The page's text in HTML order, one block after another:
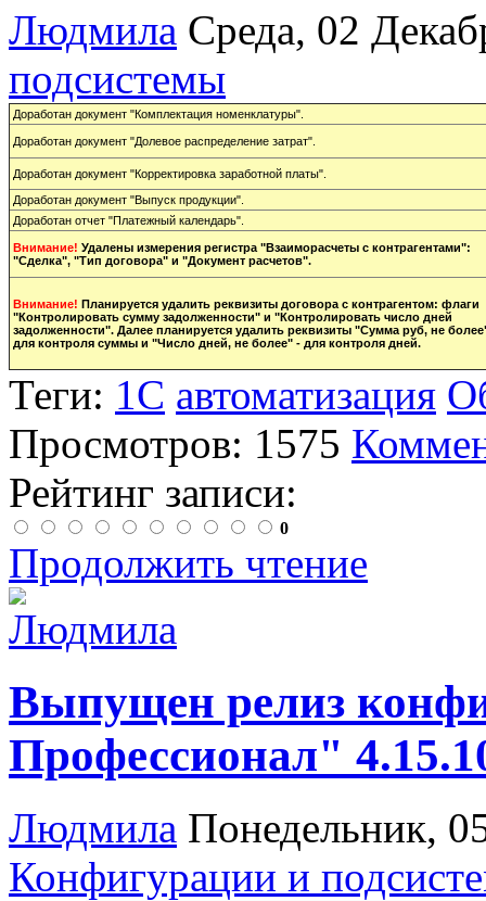
Людмила Среда, 02
подсистемы
Доработан документ "Комплектация номенклатуры".
Доработан документ "Долевое распределение затрат".
Доработан документ "Корректировка заработной платы".
Доработан документ "Выпуск продукции".
Доработан отчет "Платежный календарь".
Внимание! Удалены измерения регистра "Взаиморасчеты с контрагентами":
"Сделка", "Тип договора" и "Документ расчетов".
Внимание! Планируется удалить реквизиты договора с контрагентом: флаги
"Контролировать сумму задолженности" и "Контролировать число дней
задолженности". Далее планируется удалить реквизиты "Сумма руб, не
для контроля суммы и "Число дней, не более" - для контроля дней.
Теги: 1С автоматизация
Просмотров: 1575
Рейтинг записи:
0
Продолжить чтение
Выпущен релиз
Профессионал"
Людмила Понедельник,
Конфигурации и